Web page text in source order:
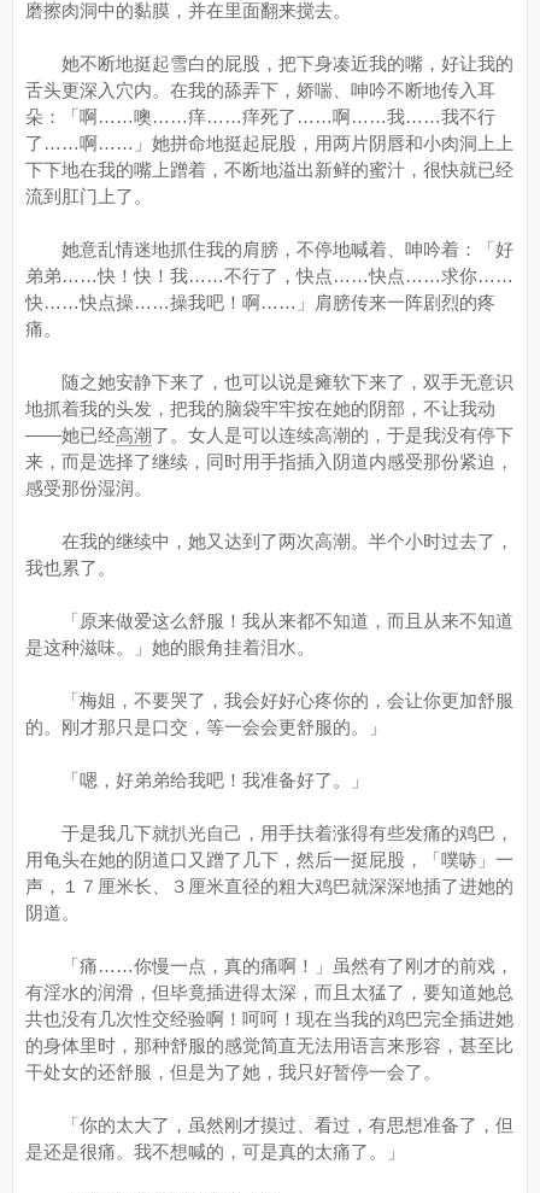
磨擦肉洞中的黏膜，并在里面翻来搅去。
她不断地挺起雪白的屁股，把下身凑近我的嘴，好让我的
舌头更深入穴内。在我的舔弄下，娇喘、呻吟不断地传入耳
朵：「啊……噢……痒……痒死了……啊……我……我不行
了……啊……」她拼命地挺起屁股，用两片阴唇和小肉洞上上
下下地在我的嘴上蹭着，不断地溢出新鲜的蜜汁，很快就已经
流到肛门上了。
她意乱情迷地抓住我的肩膀，不停地喊着、呻吟着：「好
弟弟……快！快！我……不行了，快点……快点……求你……
快……快点操……操我吧！啊……」肩膀传来一阵剧烈的疼
痛。
随之她安静下来了，也可以说是瘫软下来了，双手无意识
地抓着我的头发，把我的脑袋牢牢按在她的阴部，不让我动
——她已经高潮了。女人是可以连续高潮的，于是我没有停下
来，而是选择了继续，同时用手指插入阴道内感受那份紧迫，
感受那份湿润。
在我的继续中，她又达到了两次高潮。半个小时过去了，
我也累了。
「原来做爱这么舒服！我从来都不知道，而且从来不知道
是这种滋味。」她的眼角挂着泪水。
「梅姐，不要哭了，我会好好心疼你的，会让你更加舒服
的。刚才那只是口交，等一会会更舒服的。」
「嗯，好弟弟给我吧！我准备好了。」
于是我几下就扒光自己，用手扶着涨得有些发痛的鸡巴，
用龟头在她的阴道口又蹭了几下，然后一挺屁股，「噗哧」一
声，１７厘米长、３厘米直径的粗大鸡巴就深深地插了进她的
阴道。
「痛……你慢一点，真的痛啊！」虽然有了刚才的前戏，
有淫水的润滑，但毕竟插进得太深，而且太猛了，要知道她总
共也没有几次性交经验啊！呵呵！现在当我的鸡巴完全插进她
的身体里时，那种舒服的感觉简直无法用语言来形容，甚至比
干处女的还舒服，但是为了她，我只好暂停一会了。
「你的太大了，虽然刚才摸过、看过，有思想准备了，但
是还是很痛。我不想喊的，可是真的太痛了。」